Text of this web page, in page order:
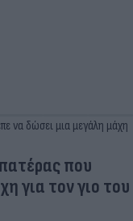
που
για τον γιο του